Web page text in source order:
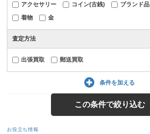
アクセサリー コイン(古銭) ブランド品
着物
金
査定方法
出張買取 郵送買取
条件を加える
お役立ち情報